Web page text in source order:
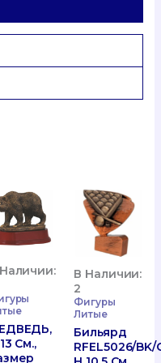
См.,
В Наличии:
2
Фигуры
Литые
Бильярд
RFEL5026/BK/